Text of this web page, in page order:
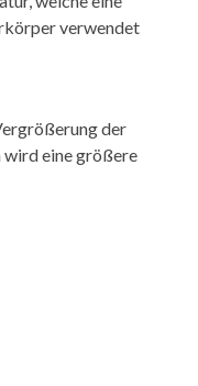
verwendet
der
eine größere